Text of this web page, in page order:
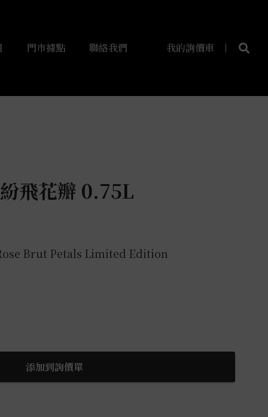
門市據點 聯絡我們 我的詢價車
飛花瓣 0.75L
Brut Petals Limited Edition
添加到詢價單